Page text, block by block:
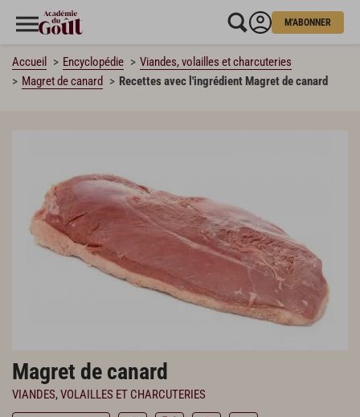
M'ABONNER
Accueil Encyclopédie
Viandes, volailles et charcuteries
Magret de canard
Recettes avec l'ingrédient Magret de canard
Magret de canard
VIANDES, VOLAILLES ET CHARCUTERIES